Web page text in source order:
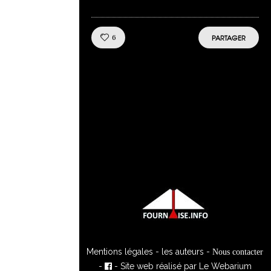
6 Like! PARTAGER
Mentions légales - les auteurs -Nous contacter
- - Site web réalisé par Le Webarium